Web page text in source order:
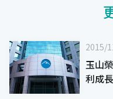
2015/
玉山
利成